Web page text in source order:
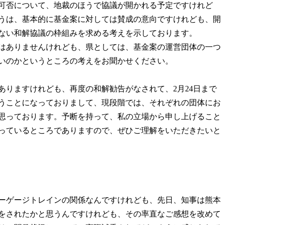
否について、地裁のほうで協議が開かれる予定ですけれど
は、基本的に基金案に対しては賛成の意向ですけれども、開
い和解協議の枠組みを求める考えを示しております。
りませんけれども、県としては、基金案の運営団体の一つ
かというところの考えをお聞かせください。
りますけれども、再度の和解勧告がなされて、2月24日まで
ことになっておりまして、現段階では、それぞれの団体にお
っております。予断を持って、私の立場から申し上げること
ているところでありますので、ぜひご理解をいただきたいと
ゲージトレインの関係なんですけれども、先日、知事は熊本
されたかと思うんですけれども、その率直なご感想を改めて